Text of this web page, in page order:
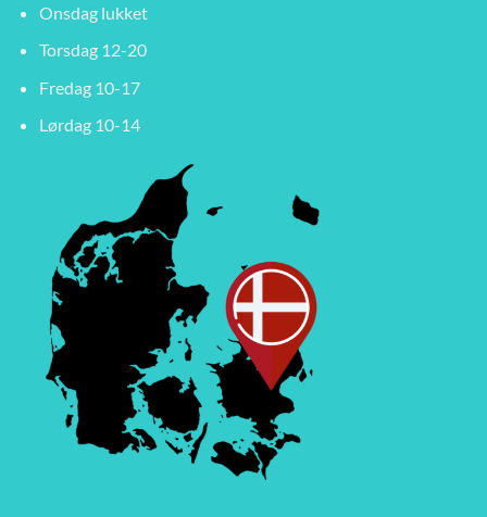
Onsdag lukket
Torsdag 12-20
Fredag 10-17
Lørdag 10-14